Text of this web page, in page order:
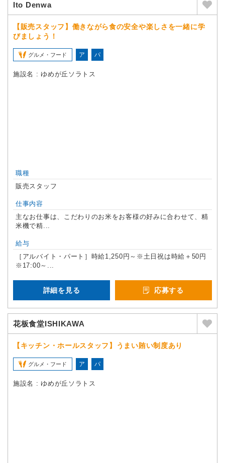
Ito Denwa
【販売スタッフ】働きながら食の安全や楽しさを一緒に学
びましょう！
グルメ・フード ア パ
施設名 : ゆめが丘ソラトス
職種
販売スタッフ
仕事内容
主なお仕事は、こだわりのお米をお客様の好みに合わせて、精
米機で精...
給与
［アルバイト・パート］時給1,250円～※土日祝は時給＋50円
※17:00～...
詳細を見る 応募する
花板食堂ISHIKAWA
【キッチン・ホールスタッフ】うまい賄い制度あり
グルメ・フード ア パ
施設名 : ゆめが丘ソラトス